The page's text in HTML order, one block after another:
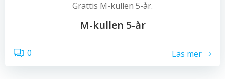
Grattis M-kullen 5-år.
M-kullen 5-år
0 Läs mer